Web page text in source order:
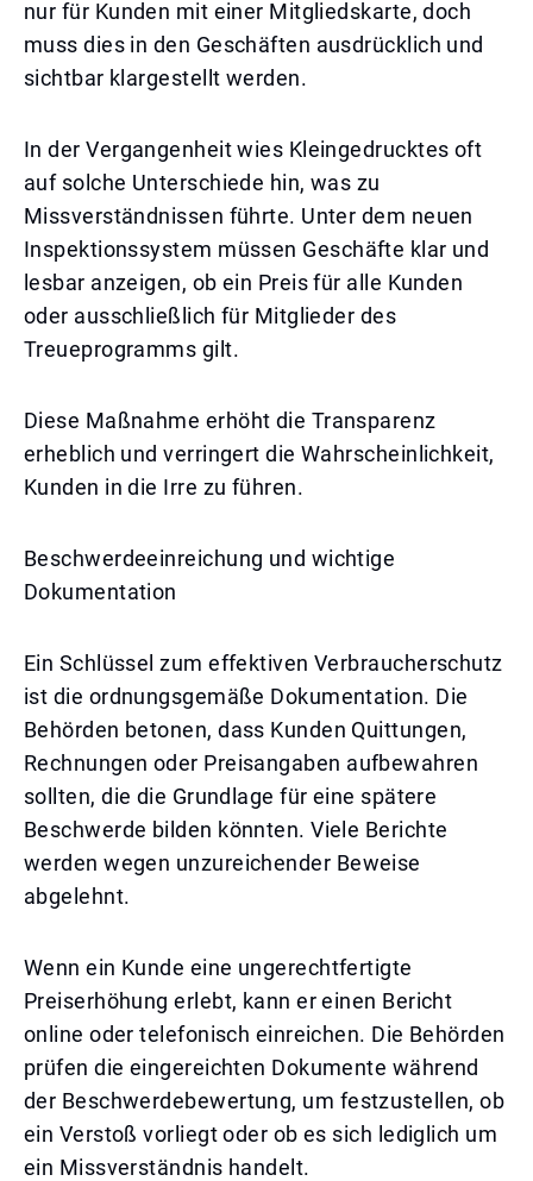
nur für Kunden mit einer Mitgliedskarte, doch
muss dies in den Geschäften ausdrücklich und
sichtbar klargestellt werden.
In der Vergangenheit wies Kleingedrucktes oft
auf solche Unterschiede hin, was zu
Missverständnissen führte. Unter dem neuen
Inspektionssystem müssen Geschäfte klar und
lesbar anzeigen, ob ein Preis für alle Kunden
oder ausschließlich für Mitglieder des
Treueprogramms gilt.
Diese Maßnahme erhöht die Transparenz
erheblich und verringert die Wahrscheinlichkeit,
Kunden in die Irre zu führen.
Beschwerdeeinreichung und wichtige
Dokumentation
Ein Schlüssel zum effektiven Verbraucherschutz
ist die ordnungsgemäße Dokumentation. Die
Behörden betonen, dass Kunden Quittungen,
Rechnungen oder Preisangaben aufbewahren
sollten, die die Grundlage für eine spätere
Beschwerde bilden könnten. Viele Berichte
werden wegen unzureichender Beweise
abgelehnt.
Wenn ein Kunde eine ungerechtfertigte
Preiserhöhung erlebt, kann er einen Bericht
online oder telefonisch einreichen. Die Behörden
prüfen die eingereichten Dokumente während
der Beschwerdebewertung, um festzustellen, ob
ein Verstoß vorliegt oder ob es sich lediglich um
ein Missverständnis handelt.